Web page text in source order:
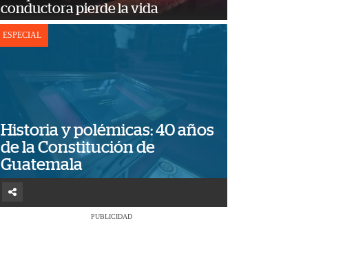
conductora pierde la vida
ESPECIAL
Historia y polémicas: 40 años
de la Constitución de
Guatemala
PUBLICIDAD